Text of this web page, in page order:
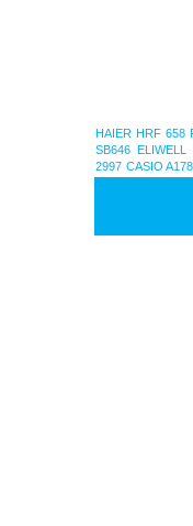
HAIER HRF 658
SB646 ELIWELL
2997 CASIO A178